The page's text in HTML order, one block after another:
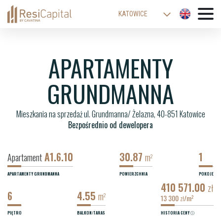
KATOWICE
WROCŁAW
KRAKÓW
BIELSKO-BIAŁA
APARTAMENTY
GRUNDMANNA
Mieszkania na sprzedaż ul. Grundmanna/ Żelazna, 40-851 Katowice
Bezpośrednio od dewelopera
APARTAMENTY GRUNDMANNA
ApartamentA1.6.10
POWIERZCHNIA
30.87 m2
POKOJE
1
PIĘTRO
6
BALKON/TARAS
4.55 m2
HISTORIA CENY
410 571.00 zł
13 300 zł/m2